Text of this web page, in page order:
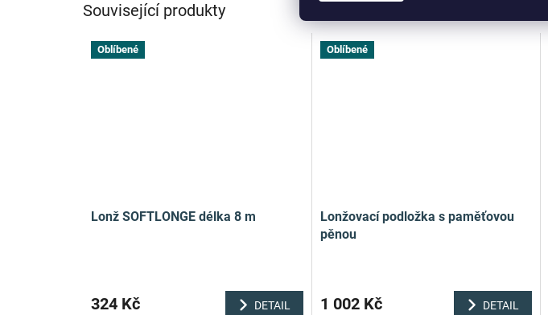
Související produkty
Oblíbené
Lonž SOFTLONGE délka 8 m
324 Kč DETAIL
Oblíbené
Lonžovací podložka s paměťovou
pěnou
1 002 Kč DETAIL